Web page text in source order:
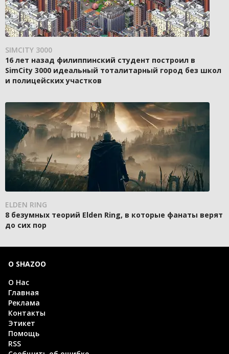
SIMCITY 3000
16 лет назад филиппинский студент построил в
SimCity 3000 идеальный тоталитарный город без школ
и полицейских участков
ELDEN RING
8 безумных теорий Elden Ring, в которые фанаты верят
до сих пор
О SHAZOO
О Нас
Главная
Реклама
Контакты
Этикет
Помощь
RSS